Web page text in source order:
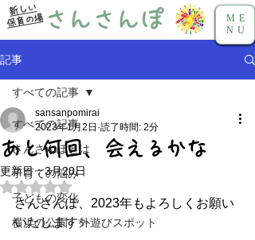
新しい
保育の場 さんさんぽ
ME
NU
記事
すべての記事
さんさんぽとは
子育ての悩み
子どもの変化
横浜の公園・外遊びスポット
すべての記事
あと何回、会えるかな
sansanpomirai
2023年1月2日 読了時間: 2分
更新日：3月20日
5つ星のうちNaNと評価されています。
さんさんぽ、2023年もよろしくお願い
いたします✨